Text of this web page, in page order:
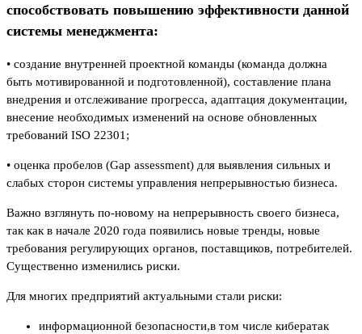
способствовать повышению эффективности данной
системы менеджмента:
• создание внутренней проектной команды (команда должна
быть мотивированной и подготовленной), составление плана
внедрения и отслеживание прогресса, адаптация документации,
внесение необходимых изменений на основе обновленных
требований ISO 22301;
• оценка пробелов (Gap assessment) для выявления сильных и
слабых сторон системы управления непрерывностью бизнеса.
Важно взглянуть по-новому на непрерывность своего бизнеса,
так как в начале 2020 года появились новые тренды, новые
требования регулирующих органов, поставщиков, потребителей.
Существенно изменились риски.
Для многих предприятий актуальными стали риски:
информационной безопасности,в том числе кибератак